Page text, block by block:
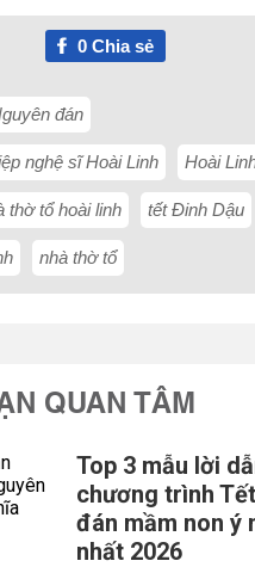
0Chia sẻ
đán
nghệ sĩ Hoài Linh Hoài
thờ tổ hoài linh tết Đinh Dậu
nhà thờ tổ
QUAN TÂM
Top 3 mẫu lời
chương trình
đán mầm non ý
nhất 2026